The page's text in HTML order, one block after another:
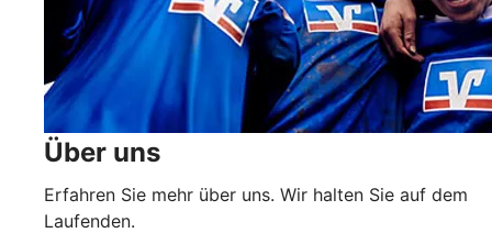
Über uns
Erfahren Sie mehr über uns. Wir halten Sie auf dem
Laufenden.